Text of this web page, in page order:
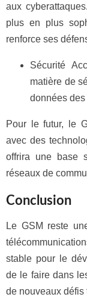
aux
plus en plus
renforce ses
Sécurité
matière de
données
Pour le futur, le
avec des
offrira une base
réseaux de
Conclusion
Le GSM reste
stable pour le
de le faire dans
de nouveaux